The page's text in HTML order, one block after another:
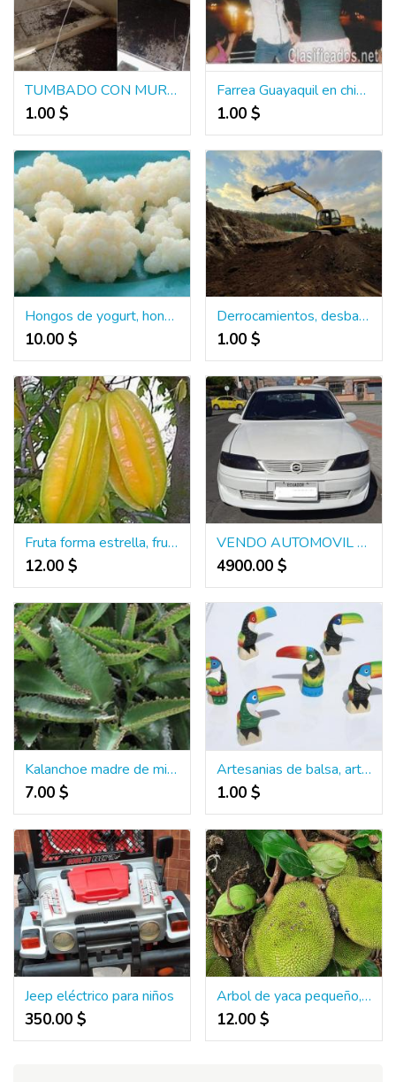
TUMBADO CON MURCIELAGOS (DESINFECCION) GUAYAS 0999283484
1.00 $
Farrea Guayaquil en chivas bailable discoteca
1.00 $
Hongos de yogurt, hongo kefir para hacer yogurt
10.00 $
Derrocamientos, desbanques, Excavaciones, Movimientos de tierra, Zanjas,
1.00 $
Fruta forma estrella, fruta en estrella, carambola precio
12.00 $
VENDO AUTOMOVIL CHEVROLET VECTRA (VELOZ)
4900.00 $
Kalanchoe madre de miles, hojas de kalanchoe
7.00 $
Artesanias de balsa, artesanias en madera balsa
1.00 $
Jeep eléctrico para niños
350.00 $
Arbol de yaca pequeño, arboles frutales exoticos
12.00 $